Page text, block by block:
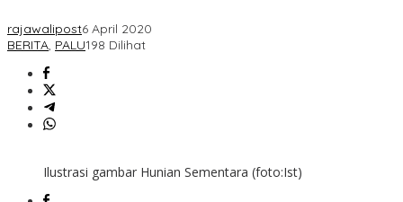
rajawalipost6 April 2020
BERITA, PALU198 Dilihat
Ilustrasi gambar Hunian Sementara (foto:Ist)